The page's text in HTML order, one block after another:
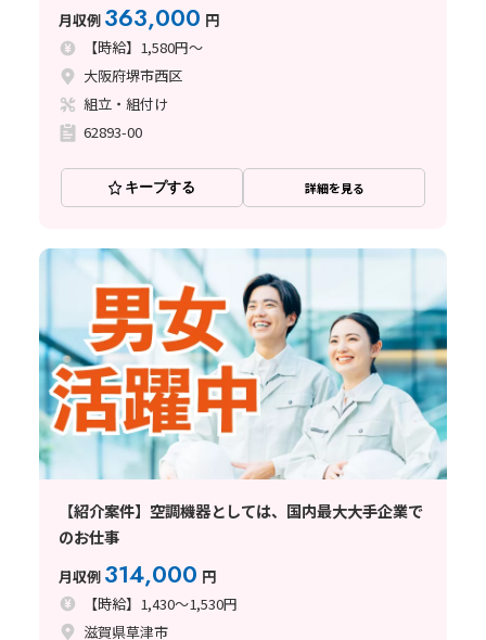
月収例 363,000 円
【時給】1,580円～
大阪府堺市西区
組立・組付け
62893-00
キープする 詳細を見る
【紹介案件】空調機器としては、国内最大大手企業で
のお仕事
月収例 314,000 円
【時給】1,430～1,530円
滋賀県草津市